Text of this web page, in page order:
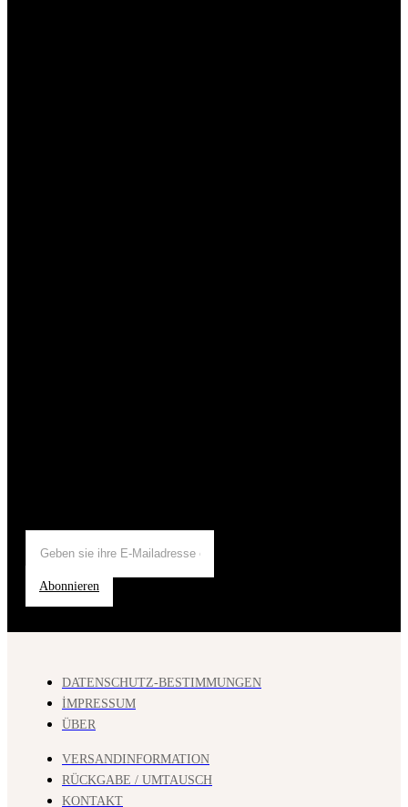
Abonnieren
DATENSCHUTZ-BESTIMMUNGEN
İMPRESSUM
ÜBER
VERSANDINFORMATION
RÜCKGABE / UMTAUSCH
KONTAKT